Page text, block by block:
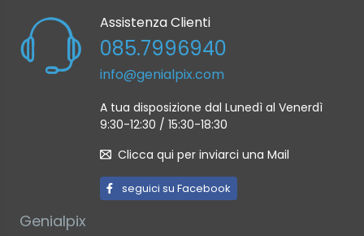
Assistenza Clienti
085.7996940
info@genialpix.com
A tua disposizione dal Lunedì al Venerdì
9:30-12:30 / 15:30-18:30
Clicca qui per inviarci una Mail
seguici su Facebook
Genialpix